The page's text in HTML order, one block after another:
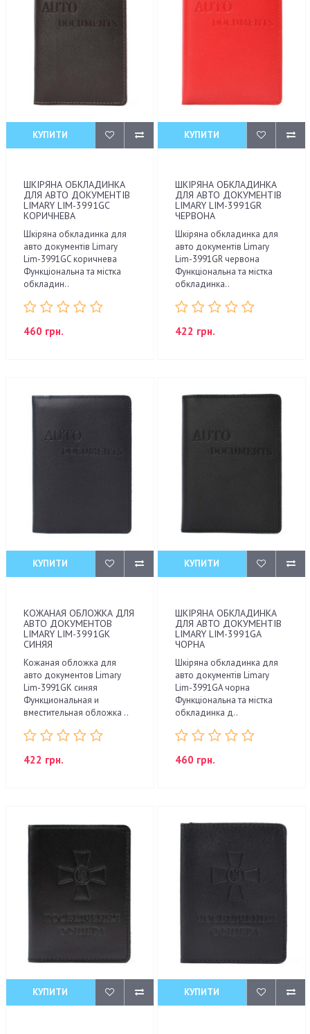
КУПИТИ
ШКІРЯНА ОБКЛАДИНКА
ДЛЯ АВТО ДОКУМЕНТІВ
LIMARY LIM-3991GC
КОРИЧНЕВА
Шкіряна обкладинка для
авто документів Limary
Lim-3991GC коричнева
Функціональна та містка
обкладин..
460 грн.
КУПИТИ
ШКІРЯНА ОБКЛАДИНКА
ДЛЯ АВТО ДОКУМЕНТІВ
LIMARY LIM-3991GR
ЧЕРВОНА
Шкіряна обкладинка для
авто документів Limary
Lim-3991GR червона
Функціональна та містка
обкладинка..
422 грн.
КУПИТИ
КОЖАНАЯ ОБЛОЖКА ДЛЯ
АВТО ДОКУМЕНТОВ
LIMARY LIM-3991GK
СИНЯЯ
Кожаная обложка для
авто документов Limary
Lim-3991GK синяя
Функциональная и
вместительная обложка ..
422 грн.
КУПИТИ
ШКІРЯНА ОБКЛАДИНКА
ДЛЯ АВТО ДОКУМЕНТІВ
LIMARY LIM-3991GA
ЧОРНА
Шкіряна обкладинка для
авто документів Limary
Lim-3991GA чорна
Функціональна та містка
обкладинка д..
460 грн.
КУПИТИ КУПИТИ